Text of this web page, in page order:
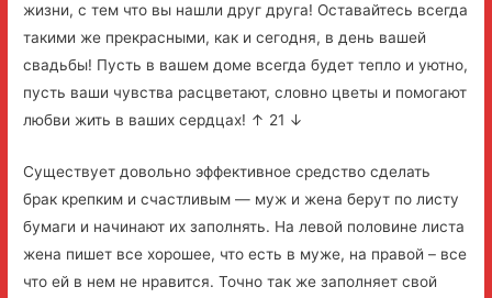
жизни, с тем что вы нашли друг друга! Оставайтесь всегда
такими же прекрасными, как и сегодня, в день вашей
свадьбы! Пусть в вашем доме всегда будет тепло и уютно,
пусть ваши чувства расцветают, словно цветы и помогают
любви жить в ваших сердцах! ↑ 21 ↓
Существует довольно эффективное средство сделать
брак крепким и счастливым — муж и жена берут по листу
бумаги и начинают их заполнять. На левой половине листа
жена пишет все хорошее, что есть в муже, на правой – все
что ей в нем не нравится. Точно так же заполняет свой